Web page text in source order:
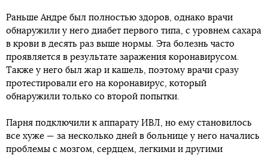
Раньше Андре был полностью здоров, однако врачи
обнаружили у него диабет первого типа, с уровнем сахара
в крови в десять раз выше нормы. Эта болезнь часто
проявляется в результате заражения коронавирусом.
Также у него был жар и кашель, поэтому врачи сразу
протестировали его на коронавирус, который
обнаружили только со второй попытки.
Парня подключили к аппарату ИВЛ, но ему становилось
все хуже — за несколько дней в больнице у него начались
проблемы с мозгом, сердцем, легкими и другими